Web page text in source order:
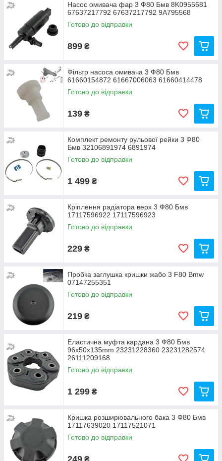
Насос омивача фар 3 Ф80 Бмв 8K0955681
67637217792 67637217792 9A795568
Готово до відправки
899 ₴
Фільтр насоса омивача 3 Ф80 Бмв
61660154872 61667006063 61660414478
Готово до відправки
139 ₴
Комплект ремонту рульової рейки 3 Ф80
Бмв 32106891974 6891974
Готово до відправки
1 499 ₴
Кріплення радіатора верх 3 Ф80 Бмв
17117596922 17117596923
Готово до відправки
229 ₴
Пробка заглушка кришки жабо 3 F80 Bmw
07147255351
Готово до відправки
219 ₴
Еластична муфта кардана 3 Ф80 Бмв
96x50x135mm 23231228360 23231282574
26111209168
Готово до відправки
1 299 ₴
Кришка розширювального бака 3 Ф80 Бмв
17117639020 17117521071
Готово до відправки
249 ₴